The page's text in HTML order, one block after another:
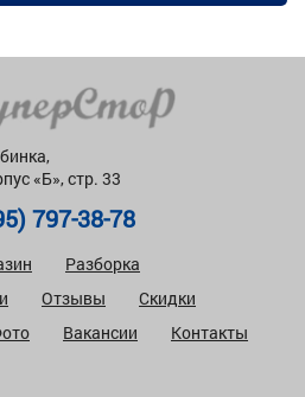
«Б», стр. 33
797-38-78
Разборка
Отзывы
Скидки
Вакансии
Контакты